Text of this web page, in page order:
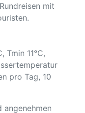
mit
Tmin 11°C,
pro Tag, 10
angenehmen